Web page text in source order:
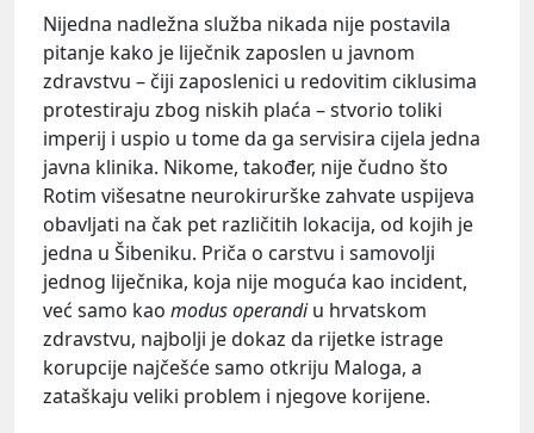
Nijedna nadležna služba nikada nije postavila
pitanje kako je liječnik zaposlen u javnom
zdravstvu – čiji zaposlenici u redovitim ciklusima
protestiraju zbog niskih plaća – stvorio toliki
imperij i uspio u tome da ga servisira cijela jedna
javna klinika. Nikome, također, nije čudno što
Rotim višesatne neurokirurške zahvate uspijeva
obavljati na čak pet različitih lokacija, od kojih je
jedna u Šibeniku. Priča o carstvu i samovolji
jednog liječnika, koja nije moguća kao incident,
već samo kao modus operandiu hrvatskom
zdravstvu, najbolji je dokaz da rijetke istrage
korupcije najčešće samo otkriju Maloga, a
zataškaju veliki problem i njegove korijene.